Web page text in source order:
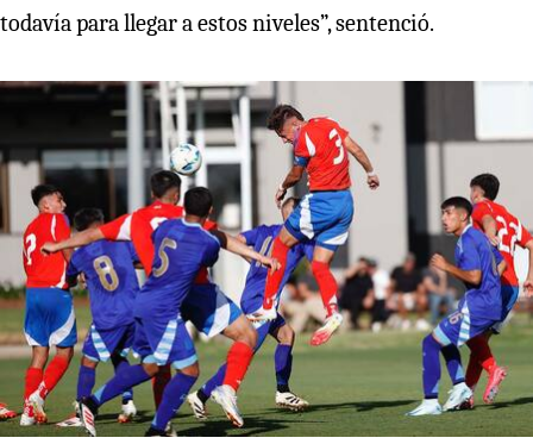
todavía para llegar a estos niveles”, sentenció.